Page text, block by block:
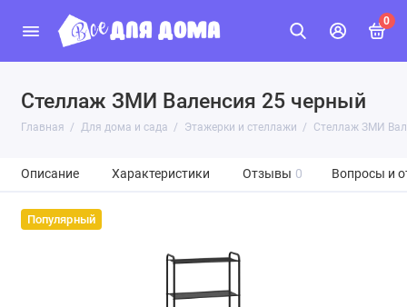
0
Стеллаж ЗМИ Валенсия 25 черный
Главная Для дома и сада Этажерки и стеллажи Стеллаж ЗМИ
Описание Характеристики Отзывы 0 Вопросы и
Популярный